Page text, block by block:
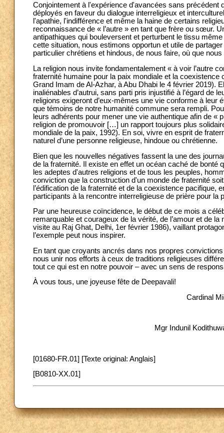
Conjointement à l'expérience d'avancées sans
déployés en faveur du dialogue interreligieux et
l'apathie, l'indifférence et même la haine de certains
reconnaissance de « l’autre » en tant que frère ou sœur.
antipathiques qui bouleversent et perturbent le tissu
cette situation, nous estimons opportun et utile de
particulier chrétiens et hindous, de nous faire, où que
La religion nous invite fondamentalement « à voir l’autre
fraternité humaine pour la paix mondiale et la
Grand Imam de Al-Azhar, à Abu Dhabi le 4 février 2019).
inaliénables d’autrui, sans parti pris injustifié à l’égard de
religions exigeront d’eux-mêmes une vie conforme à leur
que témoins de notre humanité commune sera rempli.
leurs adhérents pour mener une vie authentique afin de
religion de promouvoir […] un rapport toujours plus
mondiale de la paix, 1992). En soi, vivre en esprit de
naturel d’une personne religieuse, hindoue ou chrétienne.
Bien que les nouvelles négatives fassent la une des
de la fraternité. Il existe en effet un océan caché de
les adeptes d'autres religions et de tous les peuples,
conviction que la construction d'un monde de fraternité
l’édification de la fraternité et de la coexistence
participants à la rencontre interreligieuse de prière pour la
Par une heureuse coïncidence, le début de ce mois a
remarquable et courageux de la vérité, de l’amour et de
visite au Raj Ghat, Delhi, 1er février 1986), vaillant
l’exemple peut nous inspirer.
En tant que croyants ancrés dans nos propres
nous unir nos efforts à ceux de traditions religieuses
tout ce qui est en notre pouvoir – avec un sens de
À vous tous, une joyeuse fête de Deepavali!
Cardinal
Mgr Indunil
[01680-FR.01] [Texte original: Anglais]
[B0810-XX.01]